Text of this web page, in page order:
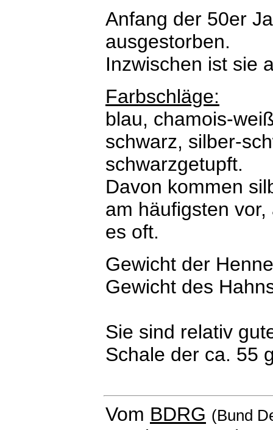
Anfang der 50er
ausgestorben.
Inzwischen ist sie
Farbschläge:
blau, chamois-
schwarz, silber-
schwarzgetupft.
Davon kommen
am häufigsten
es oft.
Gewicht der
Gewicht des
Sie sind relativ
Schale der ca. 55
Vom BDRG (Bund